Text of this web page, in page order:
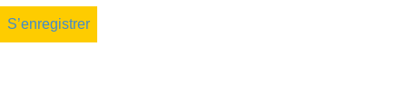
S’enregistrer